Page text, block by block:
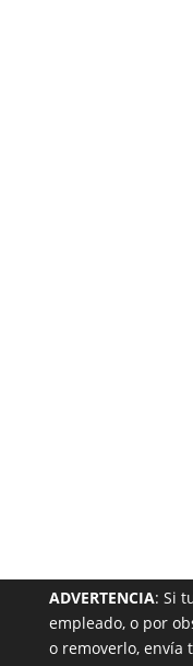
ADVERTENCIA: Si
empleado, o por
o removerlo, envía